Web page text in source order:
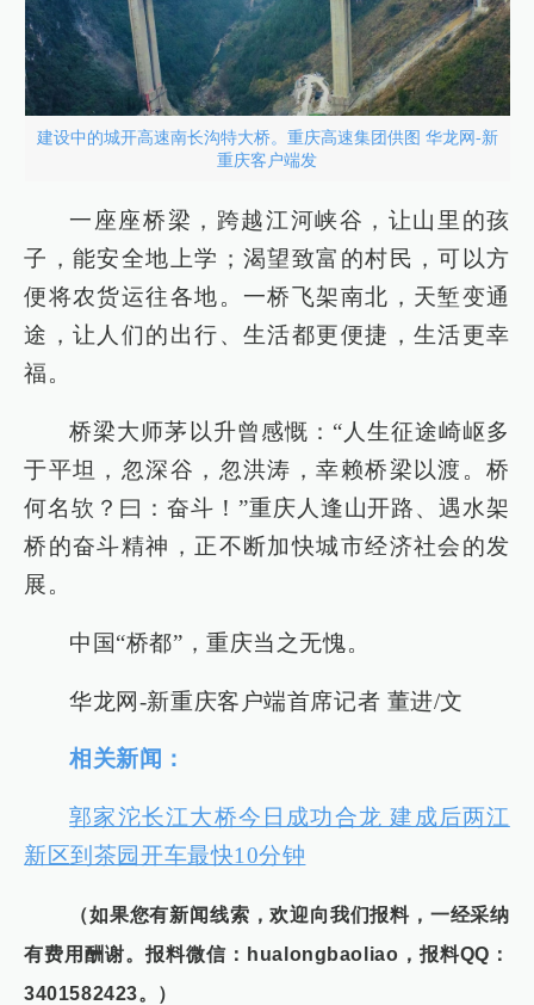
建设中的城开高速南长沟特大桥。重庆高速集团供图 华龙网-新
重庆客户端发
一座座桥梁，跨越江河峡谷，让山里的孩
子，能安全地上学；渴望致富的村民，可以方
便将农货运往各地。一桥飞架南北，天堑变通
途，让人们的出行、生活都更便捷，生活更幸
福。
桥梁大师茅以升曾感慨：“人生征途崎岖多
于平坦，忽深谷，忽洪涛，幸赖桥梁以渡。桥
何名欤？曰：奋斗！”重庆人逢山开路、遇水架
桥的奋斗精神，正不断加快城市经济社会的发
展。
中国“桥都”，重庆当之无愧。
华龙网-新重庆客户端首席记者 董进/文
相关新闻：
郭家沱长江大桥今日成功合龙 建成后两江
新区到茶园开车最快10分钟
（如果您有新闻线索，欢迎向我们报料，一经采纳
有费用酬谢。报料微信：hualongbaoliao，报料QQ：
3401582423。）